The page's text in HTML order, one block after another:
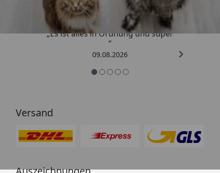
„Es ist alles in Ordnung und super
“
09.08.2026
Versand